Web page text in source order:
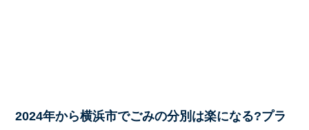
2024年から横浜市でごみの分別は楽になる?プラ